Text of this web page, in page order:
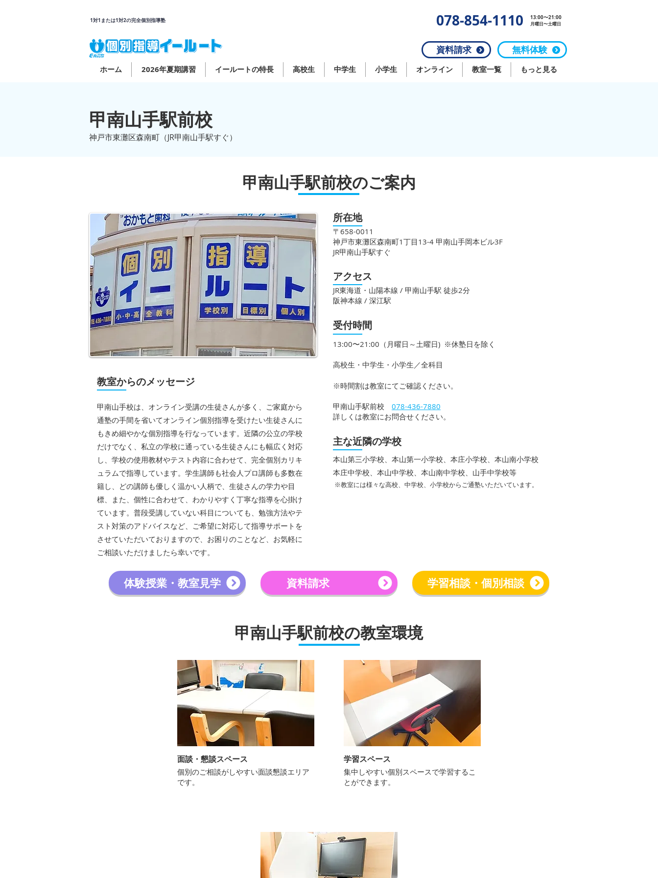
1対1または1対2の完全個別指導塾 078-854-1110 13:00〜21:00
月曜日〜土曜日
資料請求 無料体験
ホーム 2026年夏期講習 イールートの特長 高校生 中学生 小学生 オンライン 教室一覧 もっと見る
甲南山手駅前校
神戸市東灘区森南町（JR甲南山手駅すぐ）
甲南山手駅前校のご案内
教室からのメッセージ
甲南山手校は、オンライン受講の生徒さんが多く、ご家庭から
通塾の手間を省いてオンライン個別指導を受けたい生徒さんに
もきめ細やかな個別指導を行なっています。近隣の公立の学校
だけでなく、私立の学校に通っている生徒さんにも幅広く対応
し、学校の使用教材やテスト内容に合わせて、完全個別カリキ
ュラムで指導しています。学生講師も社会人プロ講師も多数在
籍し、どの講師も優しく温かい人柄で、生徒さんの学力や目
標、また、個性に合わせて、わかりやすく丁寧な指導を心掛け
ています。普段受講していない科目についても、勉強方法やテ
スト対策のアドバイスなど、ご希望に対応して指導サポートを
させていただいておりますので、お困りのことなど、お気軽に
ご相談いただけましたら幸いです。
所在地
〒658-0011
神戸市東灘区森南町1丁目13-4 甲南山手岡本ビル3F
JR甲南山手駅すぐ
アクセス
JR東海道・山陽本線 / 甲南山手駅 徒歩2分
阪神本線 / 深江駅
受付時間
13:00〜21:00（月曜日～土曜日) ※休塾日を除く
高校生・中学生・小学生／全科目
​※時間割は教室にてご確認ください。
甲南山手駅前校​ 078-436-7880
​​詳しくは教室にお問合せください。
主な近隣の学校
本山第三小学校、本山第一小学校、本庄小学校、本山南小学校
本庄中学校、本山中学校、本山南中学校、山手中学校等
※教室には様々な高校、中学校、小学校からご通塾いただいています。
体験授業・教室見学 資料請求 学習相談・個別相談
甲南山手駅前校の教室環境
面談・懇談スペース
個別のご相談がしやすい面談懇談エリア
です。
​学習スペース
集中しやすい個別スペースで学習するこ
とができます。